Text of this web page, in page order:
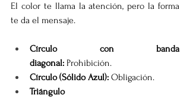
El color te llama la atención, pero la forma
te da el mensaje.
Círculo con banda
diagonal: Prohibición.
Círculo (Sólido Azul): Obligación.
Triángulo